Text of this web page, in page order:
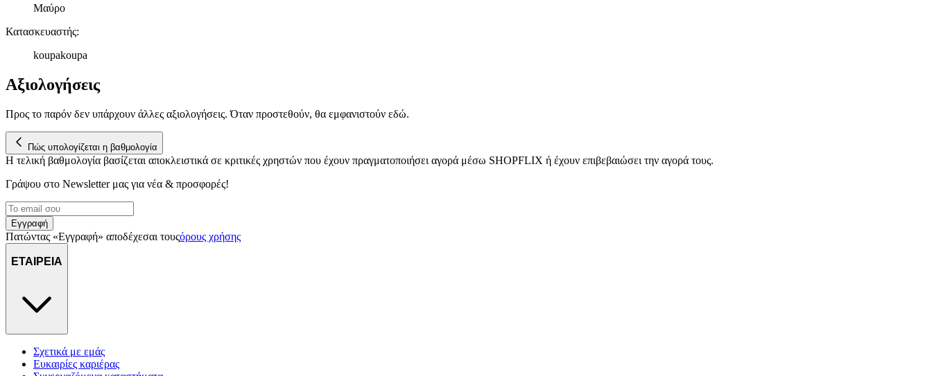
Μαύρο
Κατασκευαστής:
koupakoupa
Αξιολογήσεις
Προς το παρόν δεν υπάρχουν άλλες αξιολογήσεις. Όταν προστεθούν, θα εμφανιστούν εδώ.
Πώς υπολογίζεται η βαθμολογία
Η τελική βαθμολογία βασίζεται αποκλειστικά σε κριτικές χρηστών που έχουν πραγματοποιήσει αγορά μέσω SHOPFLIX ή έχουν επιβεβαιώσει την αγορά τους.
Γράψου στο Νewsletter μας για νέα & προσφορές!
Εγγραφή
Πατώντας «Εγγραφή» αποδέχεσαι τουςόρους χρήσης
ΕΤΑΙΡΕΙΑ
Σχετικά με εμάς
Ευκαιρίες καριέρας